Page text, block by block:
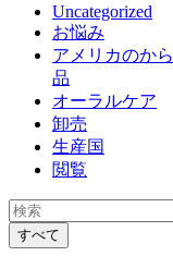
Uncategorized
お悩み
アメリカのか
品
オーラルケア
卸売
生産国
閲覧
すべて